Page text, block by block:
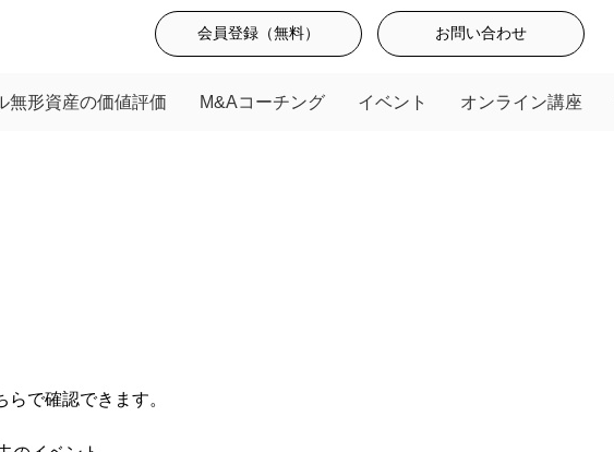
会員登録（無料） お問い合わせ
無形資産の価値評価 M&Aコーチング イベント オンライン講座
で確認できます。